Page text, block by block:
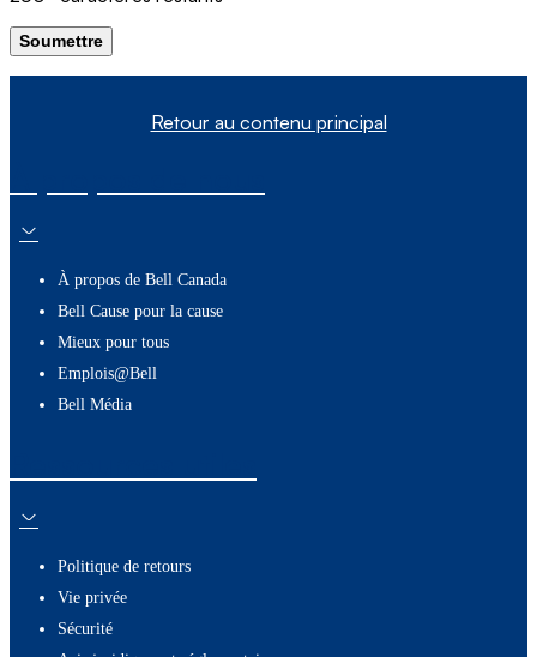
Soumettre
Retour au contenu principal
À propos de Bell Canada
Bell Cause pour la cause
Mieux pour tous
Emplois@Bell
Bell Média
Politique de retours
Vie privée
Sécurité